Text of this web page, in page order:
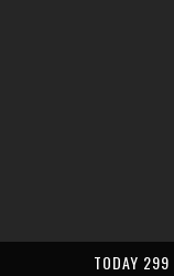
TODAY